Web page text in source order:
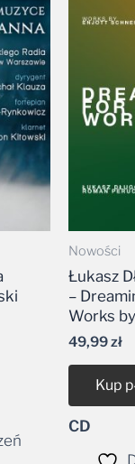
Nowości
Łukasz
–
Works
49,99zł
Kup
CD